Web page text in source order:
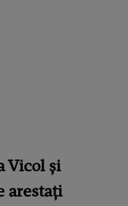
Vicol și
arestați